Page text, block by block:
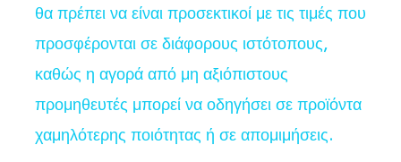
θα πρέπει να είναι προσεκτικοί με τις τιμές που
προσφέρονται σε διάφορους ιστότοπους,
καθώς η αγορά από μη αξιόπιστους
προμηθευτές μπορεί να οδηγήσει σε προϊόντα
χαμηλότερης ποιότητας ή σε απομιμήσεις.